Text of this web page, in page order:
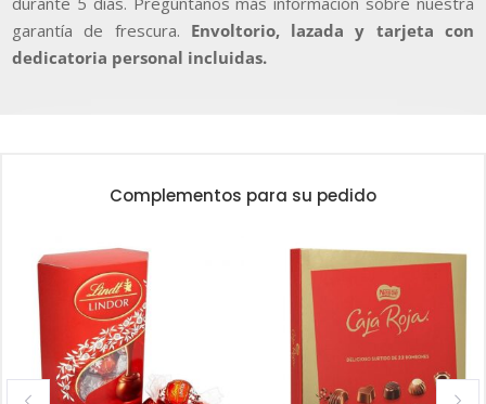
garantía de frescura. Envoltorio, lazada y tarjeta con
dedicatoria personal incluidas.
Complementos para su pedido